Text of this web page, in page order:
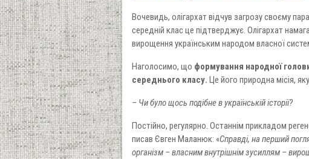
Вочевидь, олігархат відчув загрозу своєму
середній клас це підтверджує. Олігархат
вирощення українським народом власної
Наголосимо, що формування народної
середнього класу. Це його природна місія,
– Чи було щось подібне в українській історії?
Постійно, регулярно. Останнім прикладом
писав Євген Маланюк: «Справді, на перший
організм – власним внутрішнім зусиллям –